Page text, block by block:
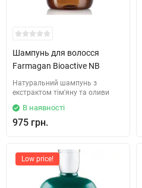
Шампунь для волосся
Farmagan Bioactive NB
Натуральний шампунь з
екстрактом тім'яну та оливи
В наявності
975 грн.
Low price!